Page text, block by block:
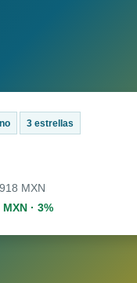
3 estrellas
MXN
· 3%